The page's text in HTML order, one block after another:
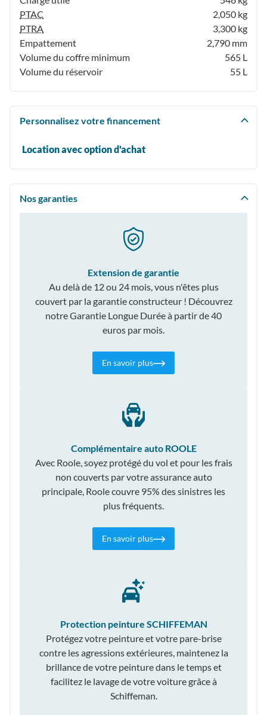
PTAC
2,050 kg
PTRA
3,300 kg
Empattement
2,790 mm
Volume du coffre minimum
565 L
Volume du réservoir
55 L
Personnalisez votre financement
Location avec option d'achat
Nos garanties
Extension de garantie
Au delà de 12 ou 24 mois, vous n'êtes plus
couvert par la garantie constructeur ! Découvrez
notre Garantie Longue Durée à partir de 40
euros par mois.
En savoir plus
Complémentaire auto ROOLE
Avec Roole, soyez protégé du vol et pour les frais
non couverts par votre assurance auto
principale, Roole couvre 95% des sinistres les
plus fréquents.
En savoir plus
Protection peinture SCHIFFEMAN
Protégez votre peinture et votre pare-brise
contre les agressions extérieures, maintenez la
brillance de votre peinture dans le temps et
facilitez le lavage de votre voiture grâce à
Schiffeman.